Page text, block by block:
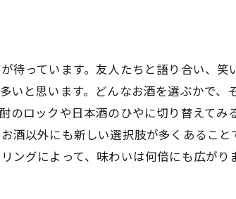
待っています。友人たちと語り合い、
いと思います。どんなお酒を選ぶかで、
のロックや日本酒のひやに切り替えて
酒以外にも新しい選択肢が多くあるこ
ングによって、味わいは何倍にも広がり